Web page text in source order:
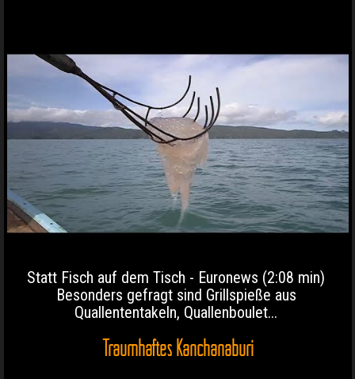
Statt Fisch auf dem Tisch - Euronews (2:08 min)
Besonders gefragt sind Grillspieße aus
Quallententakeln, Quallenboulet...
Traumhaftes Kanchanaburi